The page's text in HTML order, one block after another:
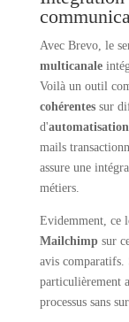
Avec Brevo, le
multicanale
Voilà un outil
cohérentessur
d'
mails
assure une
métiers.
Evidemment, ce
Mailchimpsur
avis comparatifs.
particulièrement
processus sans